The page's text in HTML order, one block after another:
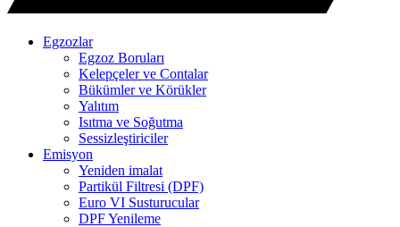
Egzozlar
Egzoz Boruları
Kelepçeler ve Contalar
Bükümler ve Körükler
Yalıtım
Isıtma ve Soğutma
Sessizleştiriciler
Emisyon
Yeniden imalat
Partikül Filtresi (DPF)
Euro VI Susturucular
DPF Yenileme